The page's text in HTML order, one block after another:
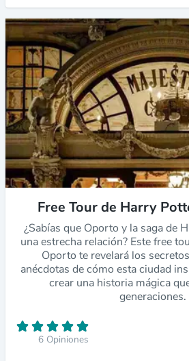
Free Tour de Harry
¿Sabías que Oporto y la saga de
una estrecha relación? Este free
Oporto te revelará los
anécdotas de cómo esta ciudad
crear una historia mágica
generaciones.
6 Opiniones